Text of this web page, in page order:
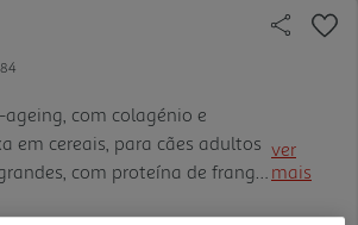
com colagénio e
em cereais, para cães adultos
com proteína de frango.
20% Matéria gorda bruta, 2%
ver
mais